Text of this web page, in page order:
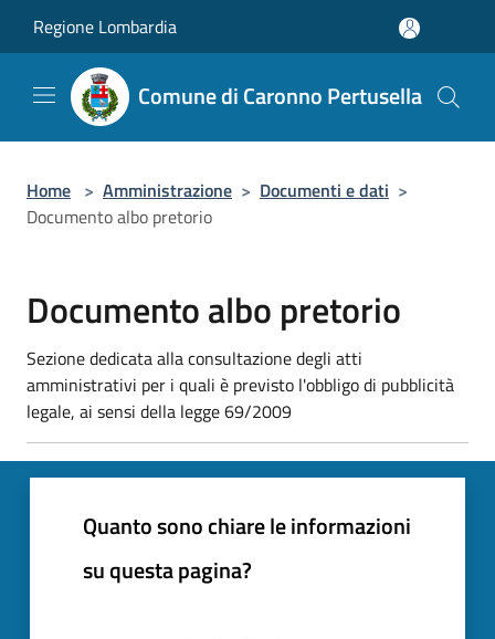
Regione Lombardia
Comune di Caronno Pertusella
Home > Amministrazione > Documenti e dati >
Documento albo pretorio
Documento albo pretorio
Sezione dedicata alla consultazione degli atti
amministrativi per i quali è previsto l'obbligo di pubblicità
legale, ai sensi della legge 69/2009
Quanto sono chiare le informazioni
su questa pagina?